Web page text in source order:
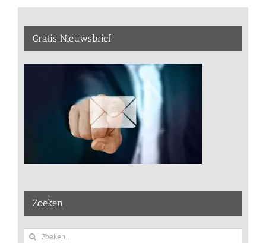
Gratis Nieuwsbrief
Zoeken
Zoeken